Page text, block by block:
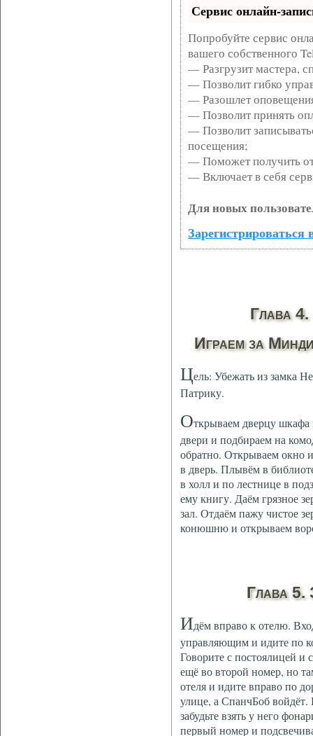
Сервис онлайн-
Попробуйте сервис
вашего собственного
— Разгрузит мастера,
— Позволит гибко
— Разошлет
— Позволит принять
— Позволит
посещения;
— Поможет получить от
— Включает в себя
Для новых
Зарегистрироваться
Глава
Играем за
Цель: Убежать из замка
Патрику.
Открываем дверцу шкафа
двери и подбираем на
обратно. Открываем окно
в дверь. Плывём в
в холл и по лестнице в
ему книгу. Даём грязное
зал. Отдаём пажу чистое
конюшню и открываем
Глава 5.
Идём вправо к отелю.
управляющим и идите по
Говорите с постоялицей
ещё во второй номер, но
отеля и идите вправо по
улице, а СпанчБоб войдёт.
забудьте взять у него
первый номер и